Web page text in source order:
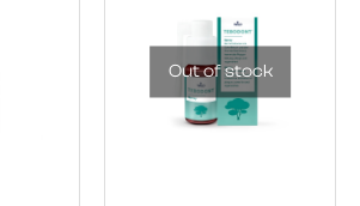
Out of stock